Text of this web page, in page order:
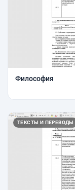
Философия
ТЕКСТЫ И ПЕРЕВОДЫ